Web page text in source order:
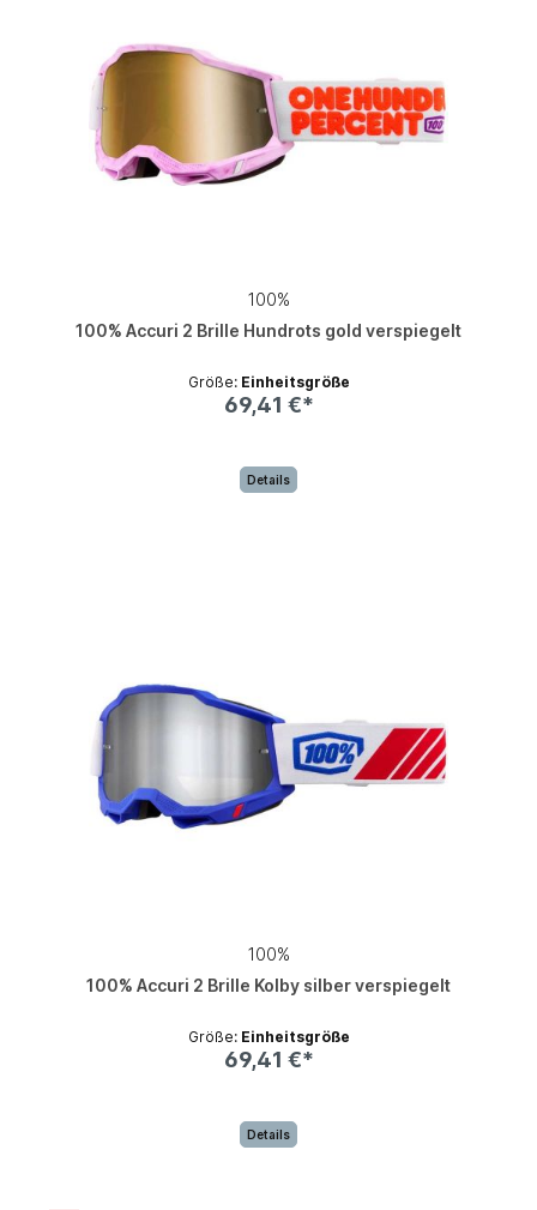
100%
100% Accuri 2 Brille Hundrots gold verspiegelt
Größe: Einheitsgröße
69,41 €*
Details
100%
100% Accuri 2 Brille Kolby silber verspiegelt
Größe: Einheitsgröße
69,41 €*
Details